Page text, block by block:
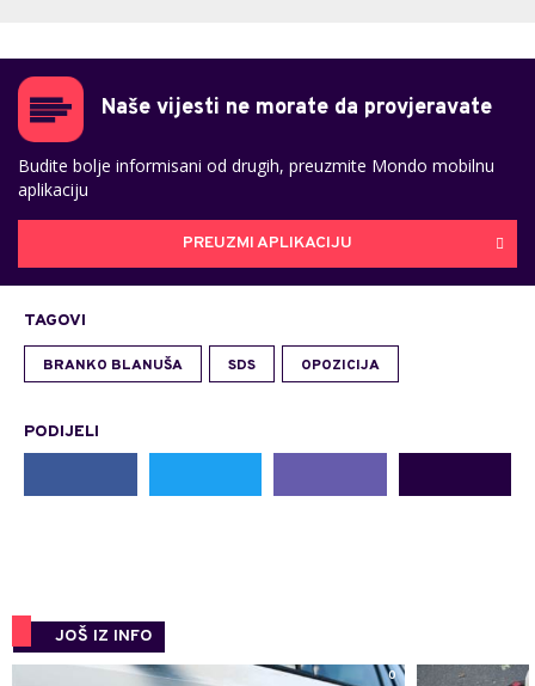
Naše vijesti ne morate da provjeravate
Budite bolje informisani od drugih, preuzmite Mondo mobilnu
aplikaciju
PREUZMI APLIKACIJU
TAGOVI
BRANKO BLANUŠA SDS OPOZICIJA
PODIJELI
JOŠ IZ INFO
0